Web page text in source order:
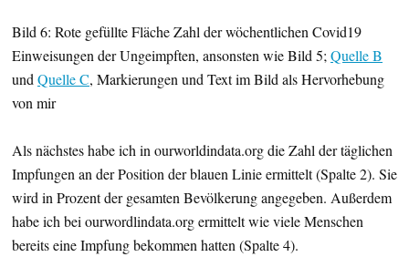
Bild 6: Rote gefüllte Fläche Zahl der wöchentlichen Covid19
Einweisungen der Ungeimpften, ansonsten wie Bild 5;Quelle B
undQuelle C, Markierungen und Text im Bild als Hervorhebung
von mir
Als nächstes habe ich in ourworldindata.org die Zahl der täglichen
Impfungen an der Position der blauen Linie ermittelt (Spalte 2). Sie
wird in Prozent der gesamten Bevölkerung angegeben. Außerdem
habe ich bei ourwordlindata.org ermittelt wie viele Menschen
bereits eine Impfung bekommen hatten (Spalte 4).